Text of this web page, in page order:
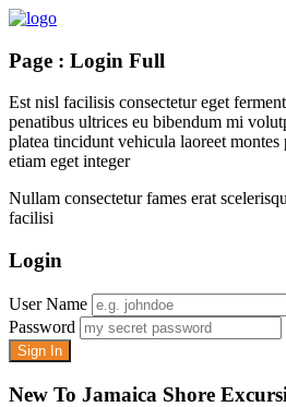
Page : Login Full
Est nisl facilisis consectetur eget
penatibus ultrices eu bibendum mi
platea tincidunt vehicula laoreet
etiam eget integer
Nullam consectetur fames erat
facilisi
Login
User Name
Password
New To Jamaica Shore